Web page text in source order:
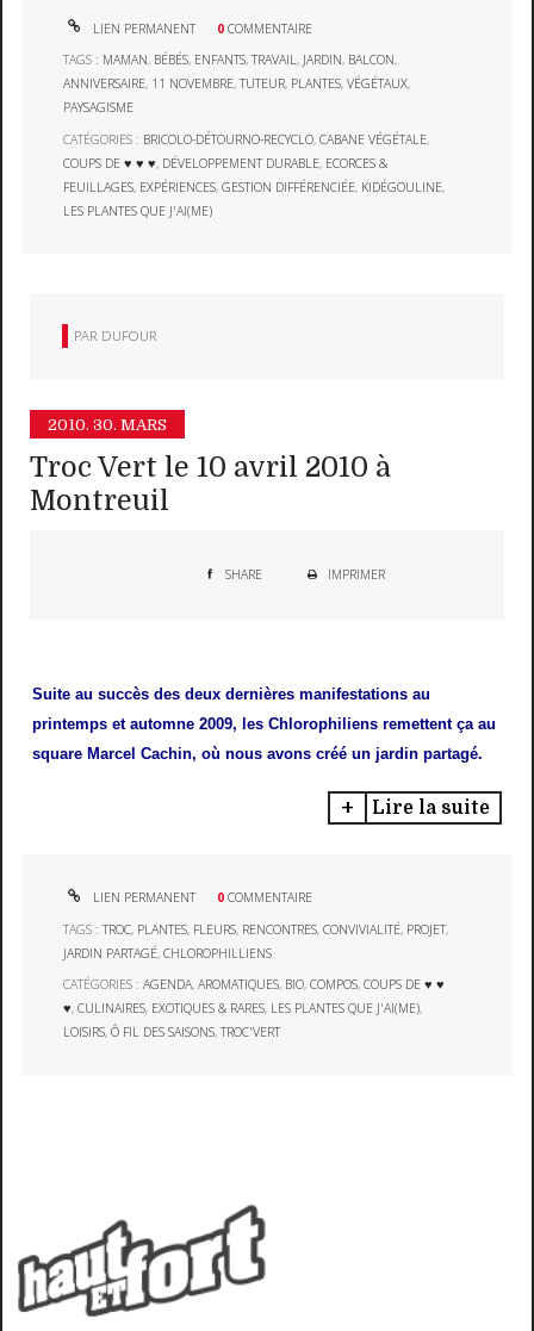
LIEN PERMANENT 0 COMMENTAIRE
TAGS : MAMAN, BÉBÉS, ENFANTS,TRAVAIL, JARDIN, BALCON,
ANNIVERSAIRE, 11 NOVEMBRE,TUTEUR, PLANTES,VÉGÉTAUX,
PAYSAGISME
CATÉGORIES : BRICOLO-DÉTOURNO-RECYCLO,CABANE VÉGÉTALE,
COUPS DE ♥ ♥ ♥, DÉVELOPPEMENT DURABLE, ECORCES &
FEUILLAGES, EXPÉRIENCES,GESTION DIFFÉRENCIÉE, KIDÉGOULINE,
LES PLANTES QUE J'AI(ME)
PAR DUFOUR
2010. 30. MARS
Troc Vert le 10 avril 2010 à
Montreuil
SHARE IMPRIMER
Suite au succès des deux dernières manifestations au
printemps et automne 2009, les Chlorophiliens remettent ça au
square Marcel Cachin, où nous avons créé un jardin partagé.
Lire la suite
LIEN PERMANENT 0 COMMENTAIRE
TAGS :TROC, PLANTES, FLEURS, RENCONTRES,CONVIVIALITÉ, PROJET,
JARDIN PARTAGÉ,CHLOROPHILLIENS
CATÉGORIES :AGENDA,AROMATIQUES, BIO,COMPOS,COUPS DE ♥ ♥
♥,CULINAIRES, EXOTIQUES & RARES, LES PLANTES QUE J'AI(ME),
LOISIRS,Ô FIL DES SAISONS,TROC'VERT